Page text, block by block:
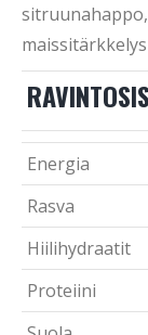
maissitärkkelys
Energia
Rasva
Hiilihydraatit
Proteiini